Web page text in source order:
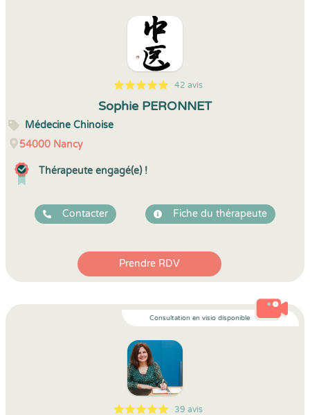
5
1
5
42 42 avis
Sophie PERONNET
Médecine Chinoise
54000 Nancy
Thérapeute engagé(e) !
Contacter Fiche du thérapeute
Prendre RDV
Consultation en visio disponible
39 avis